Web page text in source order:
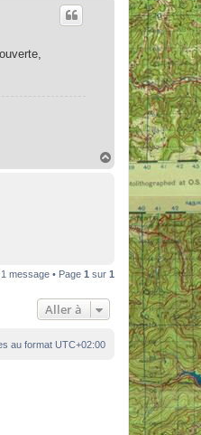
1 message • Page 1 sur 1
Aller à
au format UTC+02:00